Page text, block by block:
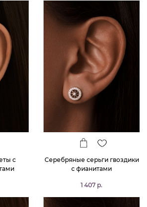
с
Серебряные серьги гвоздики
с фианитами
1 407 р.